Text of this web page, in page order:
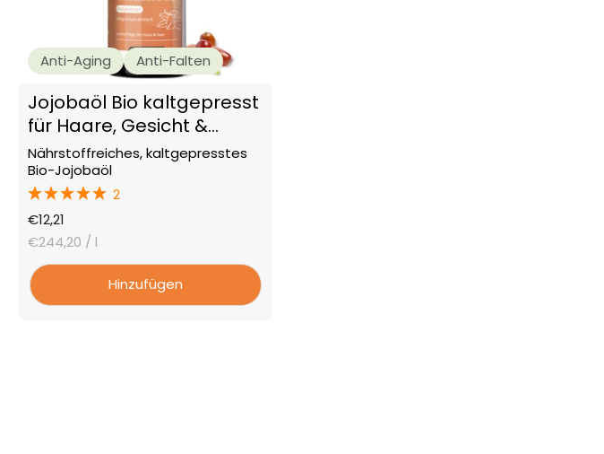
Anti-Aging Anti-Falten
Jojobaöl Bio kaltgepresst
für Haare, Gesicht &
Körper
Nährstoffreiches, kaltgepresstes
Bio-Jojobaöl
2
Angebotspreis
€12,21
€244,20 / l
Hinzufügen